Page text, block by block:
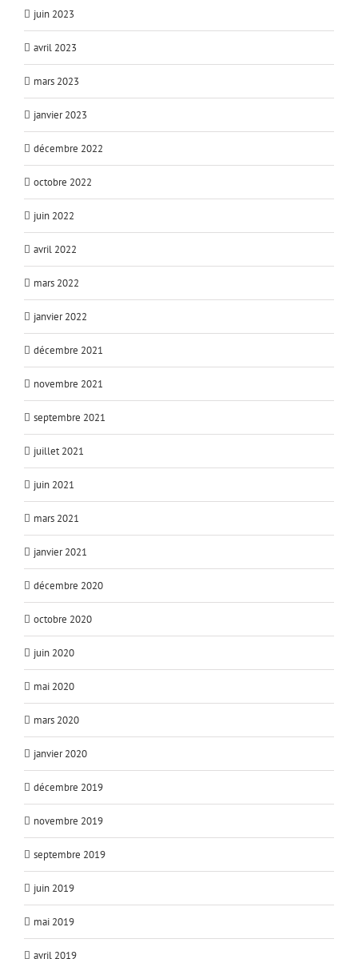
juin 2023
avril 2023
mars 2023
janvier 2023
décembre 2022
octobre 2022
juin 2022
avril 2022
mars 2022
janvier 2022
décembre 2021
novembre 2021
septembre 2021
juillet 2021
juin 2021
mars 2021
janvier 2021
décembre 2020
octobre 2020
juin 2020
mai 2020
mars 2020
janvier 2020
décembre 2019
novembre 2019
septembre 2019
juin 2019
mai 2019
avril 2019